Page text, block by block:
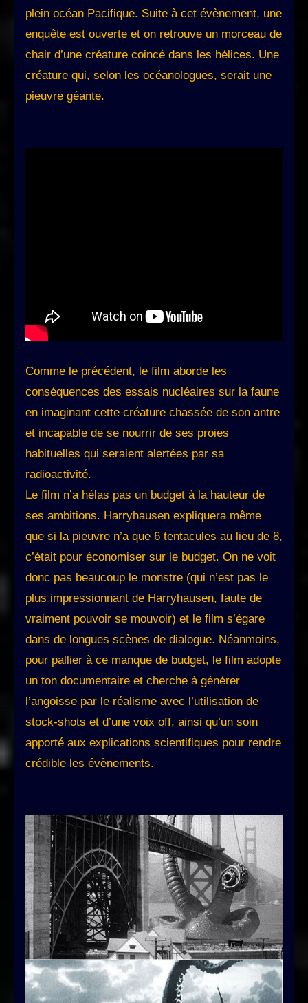
plein océan Pacifique. Suite à cet évènement, une
enquête est ouverte et on retrouve un morceau de
chair d’une créature coincé dans les hélices. Une
créature qui, selon les océanologues, serait une
pieuvre géante.
Comme le précédent, le film aborde les
conséquences des essais nucléaires sur la faune
en imaginant cette créature chassée de son antre
et incapable de se nourrir de ses proies
habituelles qui seraient alertées par sa
radioactivité.
Le film n’a hélas pas un budget à la hauteur de
ses ambitions. Harryhausen expliquera même
que si la pieuvre n’a que 6 tentacules au lieu de 8,
c’était pour économiser sur le budget. On ne voit
donc pas beaucoup le monstre (qui n’est pas le
plus impressionnant de Harryhausen, faute de
vraiment pouvoir se mouvoir) et le film s’égare
dans de longues scènes de dialogue. Néanmoins,
pour pallier à ce manque de budget, le film adopte
un ton documentaire et cherche à générer
l’angoisse par le réalisme avec l’utilisation de
stock-shots et d’une voix off, ainsi qu’un soin
apporté aux explications scientifiques pour rendre
crédible les évènements.